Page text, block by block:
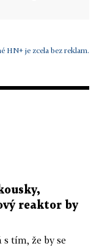
HN+ je zcela bez reklam.
reaktor by
tím, že by se